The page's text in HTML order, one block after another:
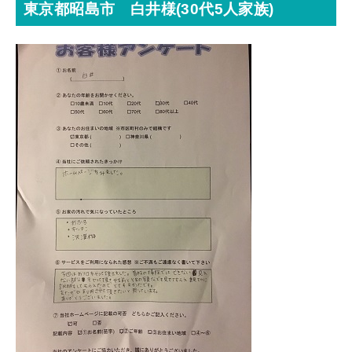
東京都昭島市 白井様(30代5人家族)